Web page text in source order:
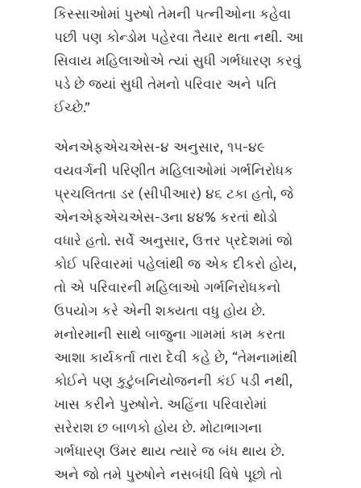
કિસ્સાઓમાં પુરુષો તેમની પત્નીઓના કહેવા
પછી પણ કોન્ડોમ પહેરવા તૈયાર થતા નથી. આ
સિવાય મહિલાઓએ ત્યાં સુધી ગર્ભધારણ કરવું
પડે છે જ્યાં સુધી તેમનો પરિવાર અને પતિ
ઈચ્છે.”
એનએફએચએસ-૪ અનુસાર, ૧૫-૪૯
વયવર્ગની પરિણીત મહિલાઓમાં ગર્ભનિરોધક
પ્રચલિતતા ડર (સીપીઆર) ૪૬ ટકા હતો, જે
એનએફએચએસ-૩ના ૪૪% કરતાં થોડો
વધારે હતો. સર્વે અનુસાર, ઉત્તર પ્રદેશમાં જો
કોઈ પરિવારમાં પહેલાંથી જ એક દીકરો હોય,
તો એ પરિવારની મહિલાઓ ગર્ભનિરોધકનો
ઉપયોગ કરે એની શક્યતા વધુ હોય છે.
મનોરમાની સાથે બાજુના ગામમાં કામ કરતા
આશા કાર્યકર્તા તારા દેવી કહે છે, “તેમનામાંથી
કોઈને પણ કુટુંબનિયોજનની કંઈ પડી નથી,
ખાસ કરીને પુરુષોને. અહિંના પરિવારોમાં
સરેરાશ છ બાળકો હોય છે. મોટાભાગના
ગર્ભધારણ ઉંમર થાય ત્યારે જ બંધ થાય છે.
અને જો તમે પુરુષોને નસબંધી વિષે પૂછો તો